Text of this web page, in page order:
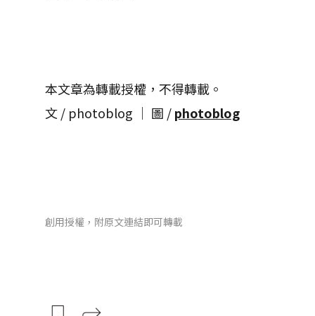
本文章為轉載授權，不得轉載。
文 / photoblog │ 圖 /photoblog
創用授權，附原文連結即可轉載